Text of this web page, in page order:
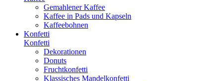
Gemahlener Kaffee
Kaffee in Pads und Kapseln
Kaffeebohnen
Konfetti
Konfetti
Dekorationen
Donuts
Fruchtkonfetti
Klassisches Mandelkonfetti